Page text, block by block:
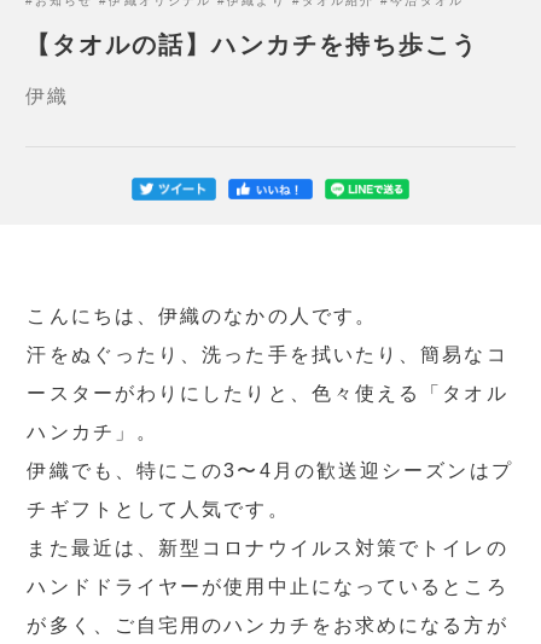
【タオルの話】ハンカチを持ち歩こう
伊織
こんにちは、伊織のなかの人です。
汗をぬぐったり、洗った手を拭いたり、簡易なコ
ースターがわりにしたりと、色々使える「タオル
ハンカチ」。
伊織でも、特にこの3〜4月の歓送迎シーズンはプ
チギフトとして人気です。
また最近は、新型コロナウイルス対策でトイレの
ハンドドライヤーが使用中止になっているところ
が多く、ご自宅用のハンカチをお求めになる方が